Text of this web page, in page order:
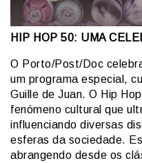
HIP HOP 50: UMA
O Porto/Post/Doc
um programa especial,
Guille de Juan. O Hip
fenómeno cultural que
influenciando diversas
esferas da sociedade.
abrangendo desde os